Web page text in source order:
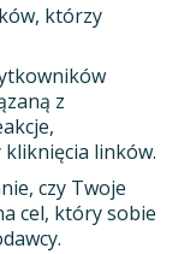
którzy
z
linków.
czy Twoje
cel, który sobie